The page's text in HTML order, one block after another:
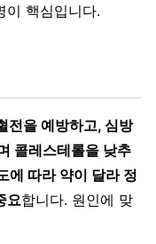
이 핵심입니다.
전을 예방하고, 심방
콜레스테롤을 낮추
에 따라 약이 달라 정
요합니다. 원인에 맞